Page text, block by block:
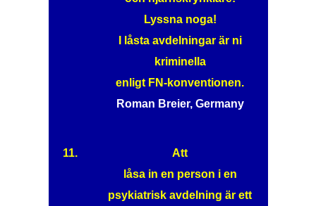
Lyssna noga!
I låsta avdelningar är ni
kriminella
enligt FN-konventionen.
Roman Breier, Germany
11.
Att
låsa in en person i en
psykiatrisk avdelning är ett